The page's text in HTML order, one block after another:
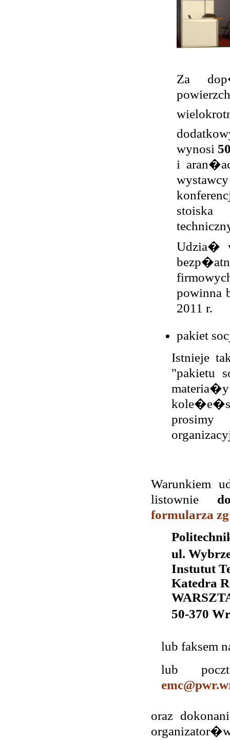
Za
wynosi
i
stoiska
Udzia�
powinna
2011 r.
pakiet
Istnieje
"pakietu
prosimy
Warunkiem
listownie
formularza
ul.
Instutut
Katedra
50-370
lub faksem
lub
oraz